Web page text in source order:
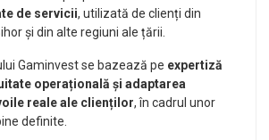
de servicii, utilizată de clienți din
și din alte regiuni ale țării.
Gaminvest se bazează pe expertiză
operațională și adaptarea
reale ale clienților, în cadrul unor
definite.